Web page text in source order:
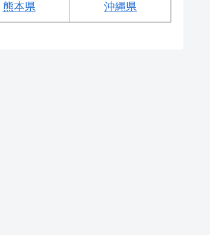
熊本県 沖縄県